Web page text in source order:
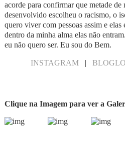
acorde para confirmar que metade de
desenvolvido escolheu o racismo, o
quero viver com pessoas assim e
dentro da minha alma elas não
eu não quero ser. Eu sou do Bem.
INSTAGRAM|
Clique na Imagem para ver a